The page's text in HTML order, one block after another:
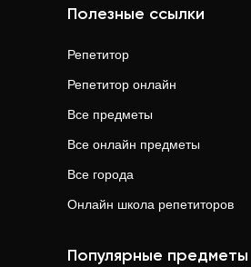
Полезные ссылки
Репетитор
Репетитор онлайн
Все предметы
Все онлайн предметы
Все города
Онлайн школа репетиторов
Популярные предметы